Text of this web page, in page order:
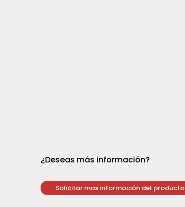
¿Deseas más información?
Solicitar mas información del producto